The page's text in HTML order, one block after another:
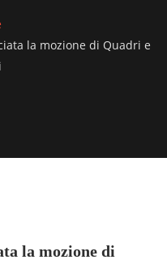
la mozione di Quadri e
la mozione di